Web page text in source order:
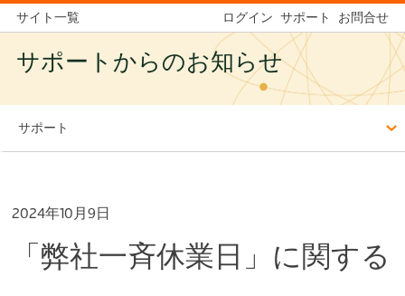
サイト一覧 ログイン サポート お問合せ
サポートからのお知らせ
サポート
2024年10月9日
「弊社一斉休業日」に関する